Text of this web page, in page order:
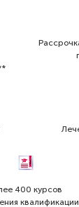
400 курсов
квалификации